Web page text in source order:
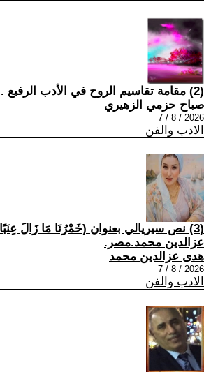
(2) مقامة تقاسيم الروح في الأدب الرفيع .
صباح حزمي الزهيري
2026 / 8 / 7
الادب والفن
(3) نص سيريالي بعنوان (خَمْرُنَا مَا زَالَ
عزالدين محمد.مصر.
هدى عزالدين محمد
2026 / 8 / 7
الادب والفن